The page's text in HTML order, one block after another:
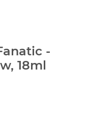
-
18ml